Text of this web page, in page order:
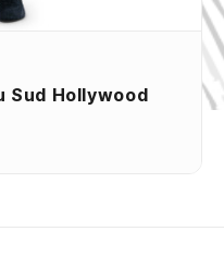
Sud Hollywood